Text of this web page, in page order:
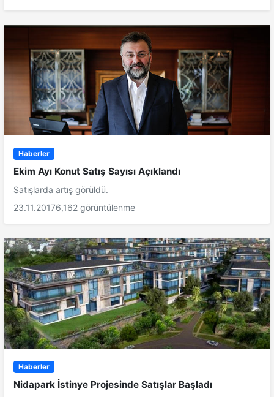
Haberler
Ekim Ayı Konut Satış Sayısı Açıklandı
Satışlarda artış görüldü.
23.11.20176,162 görüntülenme
Haberler
Nidapark İstinye Projesinde Satışlar Başladı